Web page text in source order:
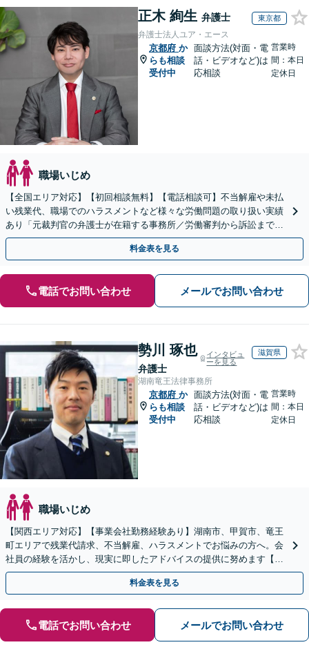
正木 絢生 弁護士 東京都
弁護士法人ユア・エース
京都府 か
らも相談
受付中
面談方法(対面・電
話・ビデオなど)は
応相談
営業時
間：本日
定休日
職場いじめ
【全国エリア対応】【初回相談無料】【電話相談可】不当解雇や未払
い残業代、職場でのハラスメントなど様々な労働問題の取り扱い実績
あり「元裁判官の弁護士が在籍する事務所／労働審判から訴訟まで、
裁判官経験を活かした最適な戦略を立案」
料金表を見る
電話でお問い合わせ メールでお問い合わせ
勢川 琢也
弁護士
インタビュ
ーを見る
滋賀県
湖南竜王法律事務所
京都府 か
らも相談
受付中
面談方法(対面・電
話・ビデオなど)は
応相談
営業時
間：本日
定休日
職場いじめ
【関西エリア対応】【事業会社勤務経験あり】湖南市、甲賀市、竜王
町エリアで残業代請求、不当解雇、ハラスメントでお悩みの方へ。会
社員の経験を活かし、現実に即したアドバイスの提供に努めます【労
使双方に対応】【Web面談OK】
料金表を見る
電話でお問い合わせ メールでお問い合わせ